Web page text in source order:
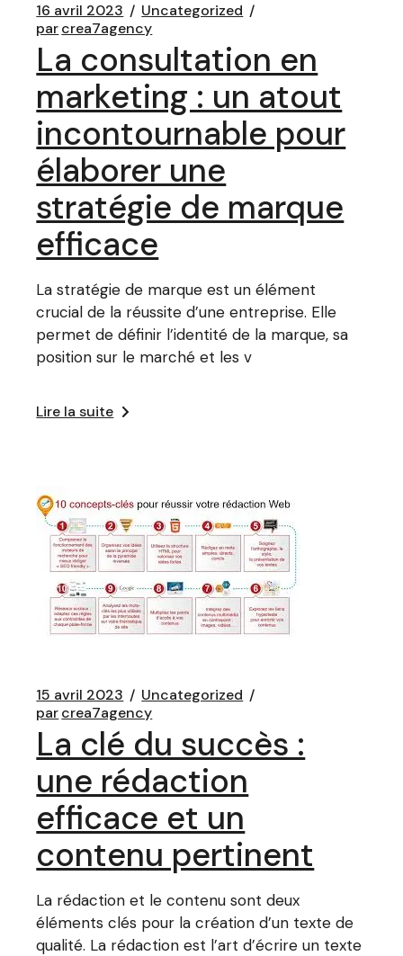
16 avril 2023
Uncategorized
parcrea7agency
La consultation en
marketing : un atout
incontournable pour
élaborer une
stratégie de marque
efficace
La stratégie de marque est un élément
crucial de la réussite d’une entreprise. Elle
permet de définir l’identité de la marque, sa
position sur le marché et les v
Lire la suite
15 avril 2023
Uncategorized
parcrea7agency
La clé du succès :
une rédaction
efficace et un
contenu pertinent
La rédaction et le contenu sont deux
éléments clés pour la création d’un texte de
qualité. La rédaction est l’art d’écrire un texte